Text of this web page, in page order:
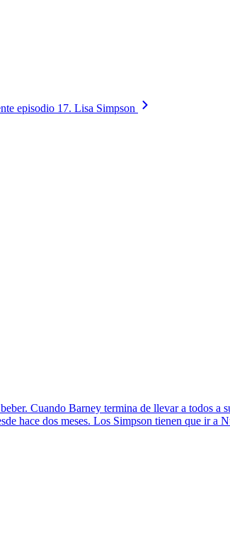
episodio 17. Lisa Simpson
Cuando Barney termina de llevar a todos a
hace dos meses. Los Simpson tienen que ir a